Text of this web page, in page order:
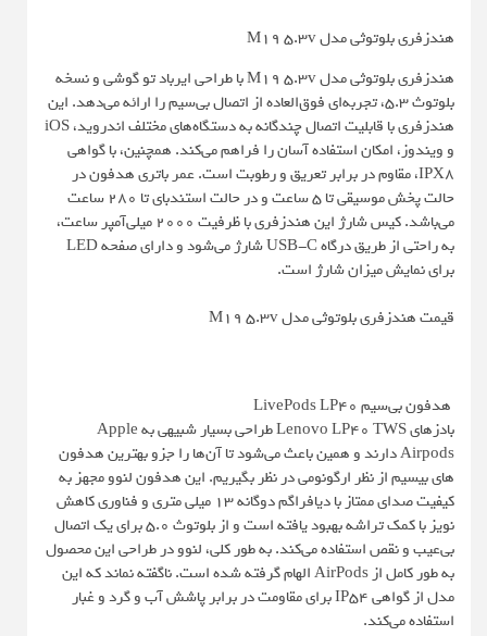
هندزفری بلوتوثی مدل M19 5.3v
هندزفری بلوتوثی مدل M19 5.3v با طراحی ایرباد تو گوشی و نسخه
بلوتوث 5.3، تجربه‌ای فوق‌العاده از اتصال بی‌سیم را ارائه می‌دهد. این
هندزفری با قابلیت اتصال چندگانه به دستگاه‌های مختلف اندروید، iOS
و ویندوز، امکان استفاده آسان را فراهم می‌کند. همچنین، با گواهی
IPX8، مقاوم در برابر تعریق و رطوبت است. عمر باتری هدفون در
حالت پخش موسیقی تا 5 ساعت و در حالت استندبای تا 280 ساعت
می‌باشد. کیس شارژ این هندزفری با ظرفیت 2000 میلی‌آمپر ساعت،
به راحتی از طریق درگاه USB-C شارژ می‌شود و دارای صفحه LED
برای نمایش میزان شارژ است.
قیمت هندزفری بلوتوثی مدل M19 5.3v
هدفون بی‌سیم LivePods LP40
بادزهای Lenovo LP40 TWS طراحی بسیار شبیهی به Apple
Airpods دارند و همین باعث می‌شود تا آن‌ها را جزو بهترین هدفون
های بیسیم از نظر ارگونومی در نظر بگیریم. این هدفون لنوو مجهز به
کیفیت صدای ممتاز با دیافراگم دوگانه ۱۳ میلی متری و فناوری کاهش
نویز با کمک تراشه بهبود یافته است و از بلوتوث 5.0 برای یک اتصال
بی‌عیب و نقص استفاده می‌کند. به طور کلی، لنوو در طراحی این محصول
به طور کامل از AirPods الهام گرفته شده است. ناگفته نماند که این
مدل از گواهی IP54 برای مقاومت در برابر پاشش آب و گرد و غبار
استفاده می‌کند.